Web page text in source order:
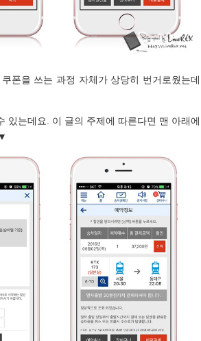
폰을 쓰는 과정 자체가 상당히 번거로웠는데
있는데요. 이 글의 주제에 따른다면 맨 아래에